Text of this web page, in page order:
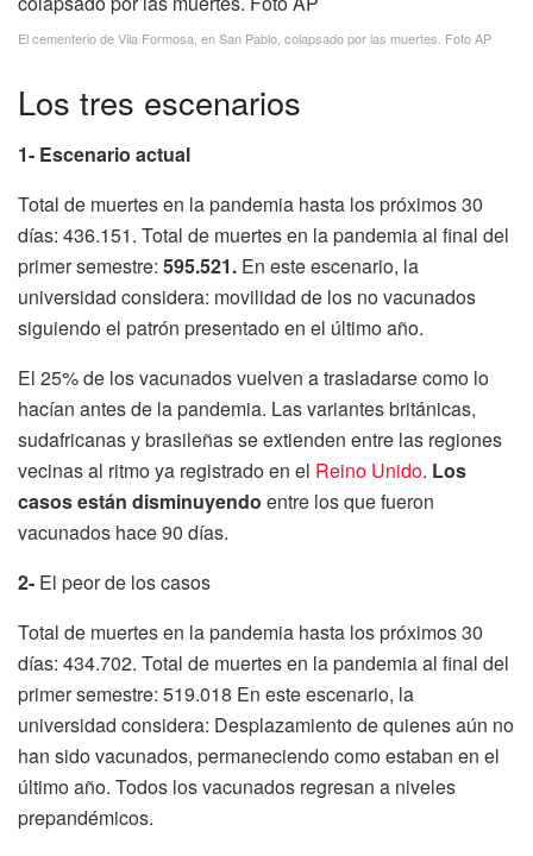
El cementerio de Vila Formosa, en San Pablo, colapsado por las muertes. Foto AP
Los tres escenarios
1- Escenario actual
Total de muertes en la pandemia hasta los próximos 30
días: 436.151. Total de muertes en la pandemia al final del
primer semestre: 595.521. En este escenario, la
universidad considera: movilidad de los no vacunados
siguiendo el patrón presentado en el último año.
El 25% de los vacunados vuelven a trasladarse como lo
hacían antes de la pandemia. Las variantes británicas,
sudafricanas y brasileñas se extienden entre las regiones
vecinas al ritmo ya registrado en el Reino Unido. Los
casos están disminuyendo entre los que fueron
vacunados hace 90 días.
2- El peor de los casos
Total de muertes en la pandemia hasta los próximos 30
días: 434.702. Total de muertes en la pandemia al final del
primer semestre: 519.018 En este escenario, la
universidad considera: Desplazamiento de quienes aún no
han sido vacunados, permaneciendo como estaban en el
último año. Todos los vacunados regresan a niveles
prepandémicos.